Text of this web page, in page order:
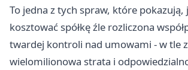
To jedna z tych spraw, które
kosztować spółkę źle rozliczona
twardej kontroli nad umowami - w tle
wielomilionowa strata i